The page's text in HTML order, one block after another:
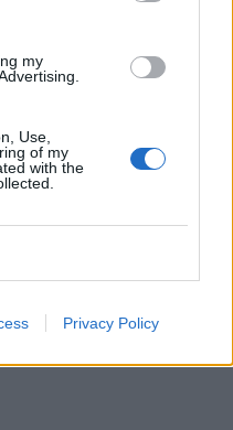
my
Use,
of my
with the
Privacy Policy